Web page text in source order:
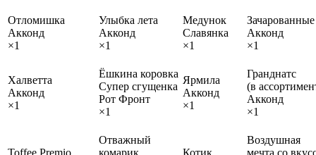
Отломишка
Акконд
×1
Улыбка лета
Акконд
×1
Медунок
Славянка
×1
Зачарованные
Акконд
×1
Халветта
Акконд
×1
Ёшкина коровка
Супер сгущенка
Рот Фронт
×1
Ярмила
Акконд
×1
Гранднатс
(в
Акконд
×1
Toffee Premio
Отважный
комарик
Котик
Воздушная
мечта со